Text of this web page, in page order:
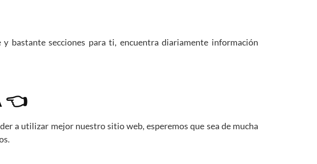
bastante secciones para ti, encuentra diariamente información
👈
a utilizar mejor nuestro sitio web, esperemos que sea de mucha